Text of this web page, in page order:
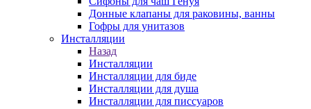
Донные клапаны для раковины, ванны
Гофры для унитазов
Инсталляции
Назад
Инсталляции
Инсталляции для биде
Инсталляции для душа
Инсталляции для писсуаров